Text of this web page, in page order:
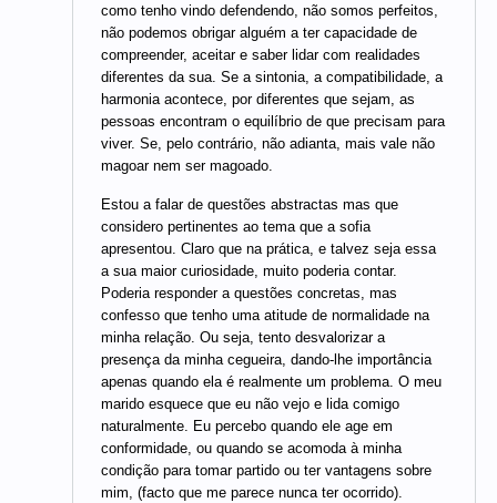
como tenho vindo defendendo, não somos perfeitos,
não podemos obrigar alguém a ter capacidade de
compreender, aceitar e saber lidar com realidades
diferentes da sua. Se a sintonia, a compatibilidade, a
harmonia acontece, por diferentes que sejam, as
pessoas encontram o equilíbrio de que precisam para
viver. Se, pelo contrário, não adianta, mais vale não
magoar nem ser magoado.
Estou a falar de questões abstractas mas que
considero pertinentes ao tema que a sofia
apresentou. Claro que na prática, e talvez seja essa
a sua maior curiosidade, muito poderia contar.
Poderia responder a questões concretas, mas
confesso que tenho uma atitude de normalidade na
minha relação. Ou seja, tento desvalorizar a
presença da minha cegueira, dando-lhe importância
apenas quando ela é realmente um problema. O meu
marido esquece que eu não vejo e lida comigo
naturalmente. Eu percebo quando ele age em
conformidade, ou quando se acomoda à minha
condição para tomar partido ou ter vantagens sobre
mim, (facto que me parece nunca ter ocorrido).